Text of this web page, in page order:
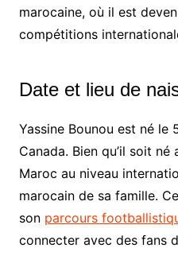
marocaine, où il est
compétitions
Date et lieu de
Yassine Bounou est né le
Canada. Bien qu’il soit
Maroc au niveau
marocain de sa famille.
son parcours
connecter avec des fans